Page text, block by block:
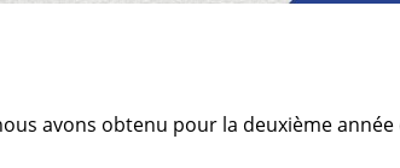
avons obtenu pour la deuxième